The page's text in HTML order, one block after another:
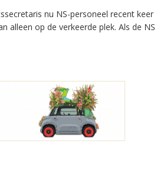
nu NS-personeel recent keer
alleen op de verkeerde plek. Als de NS